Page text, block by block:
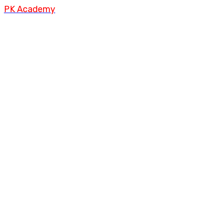
PK Academy